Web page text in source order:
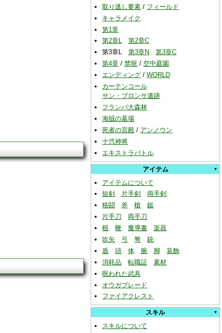
取り逃し要素 / フィールド
キャラメイク
第1章
第2章L
第2章C
第3章L
第3章N
第3章C
第4章 /禁呪 / 空中庭園
エンディング /WORLD
カーテンコール
サン・ブロンサ遺跡
フランパ大森林
海賊の墓場
死者の宮殿 / アンノウン
十弐神将
エキストラバトル
アイテム
アイテムについて
短剣
片手剣
両手剣
格闘
斧 槍
鎚
片手刀
両手刀
棍
鞭 魔導書
楽器
吹矢
弓 弩
銃
盾
頭 体 腕 脚
装飾
消耗品
転職証
素材
呪われた武具
オウガブレード
ファイアクレスト
スキル
スキルについて